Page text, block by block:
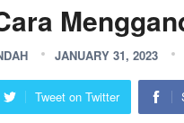
JANUARY 31, 2023
Tweet on Twitter